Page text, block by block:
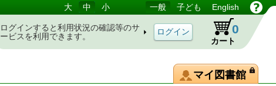
大 中 小 一般 子ども English
ログインすると利用状況の確認等のサ
ービスを利用できます。
カート
0
マイ図書館